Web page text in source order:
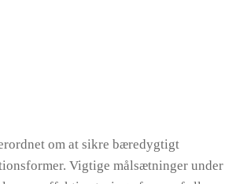
om at sikre bæredygtigt
Vigtige målsætninger under